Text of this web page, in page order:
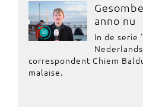
anno nu
In de serie
correspondent Chiem
malaise.